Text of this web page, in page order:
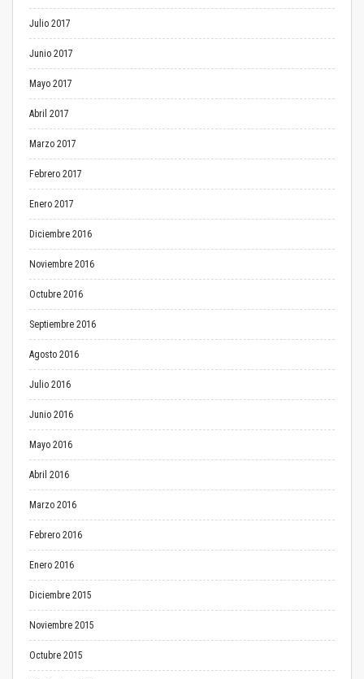
Julio 2017
Junio 2017
Mayo 2017
Abril 2017
Marzo 2017
Febrero 2017
Enero 2017
Diciembre 2016
Noviembre 2016
Octubre 2016
Septiembre 2016
Agosto 2016
Julio 2016
Junio 2016
Mayo 2016
Abril 2016
Marzo 2016
Febrero 2016
Enero 2016
Diciembre 2015
Noviembre 2015
Octubre 2015